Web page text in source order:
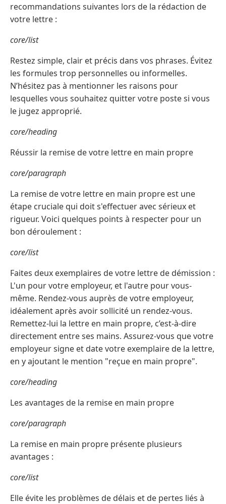
recommandations suivantes lors de la rédaction de
votre lettre :
core/list
Restez simple, clair et précis dans vos phrases. Évitez
les formules trop personnelles ou informelles.
N’hésitez pas à mentionner les raisons pour
lesquelles vous souhaitez quitter votre poste si vous
le jugez approprié.
core/heading
Réussir la remise de votre lettre en main propre
core/paragraph
La remise de votre lettre en main propre est une
étape cruciale qui doit s'effectuer avec sérieux et
rigueur. Voici quelques points à respecter pour un
bon déroulement :
core/list
Faites deux exemplaires de votre lettre de démission :
L'un pour votre employeur, et l'autre pour vous-
même. Rendez-vous auprès de votre employeur,
idéalement après avoir sollicité un rendez-vous.
Remettez-lui la lettre en main propre, c’est-à-dire
directement entre ses mains. Assurez-vous que votre
employeur signe et date votre exemplaire de la lettre,
en y ajoutant le mention "reçue en main propre".
core/heading
Les avantages de la remise en main propre
core/paragraph
La remise en main propre présente plusieurs
avantages :
core/list
Elle évite les problèmes de délais et de pertes liés à